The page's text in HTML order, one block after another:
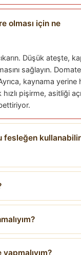
olması için ne
Düşük ateşte,
sağlayın.
kaynama yerine
pişirme, asitliği
fesleğen kullanabilir